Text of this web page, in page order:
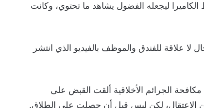
الكاميرا ليجعله الفضول يشاهد ما تحتوي، وكانت
علاقة للفندق والموظف بالفيديو الذي انتشر
مكافحة الجرائم الأخلاقية ألقت القبض على
الاعتقال، لكن ليس قبل أن حصلت على الطلاق.